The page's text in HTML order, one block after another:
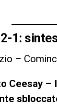
1:
–
Ceesay –